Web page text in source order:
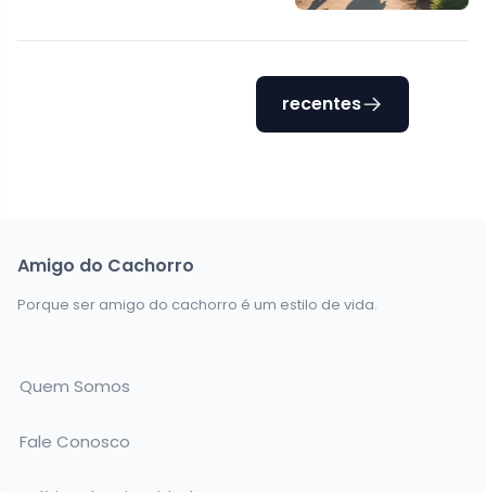
recentes
Amigo do Cachorro
Porque ser amigo do cachorro é um estilo de vida.
Quem Somos
Fale Conosco